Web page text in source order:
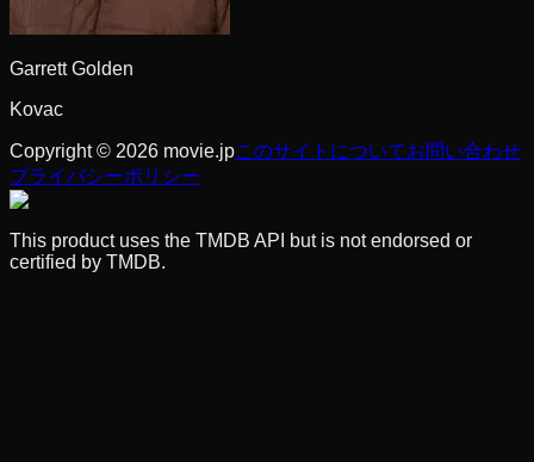
Garrett Golden
Kovac
Copyright © 2026 movie.jpこのサイトについてお問い合わせ
プライバシーポリシー
This product uses the TMDB API but is not endorsed or
certified by TMDB.